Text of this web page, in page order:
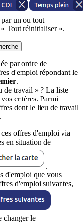
un ou tout
Tout réinitialiser ».
par ordre de
d'emploi répondant le
.
de travail » ? La liste
critères. Parmi
dont le lieu de travail
offres d'emploi via
en situation de
.
d'emploi que vous
d'emploi suivantes,
changer le